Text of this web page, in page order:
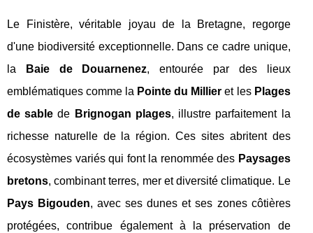
Le Finistère, véritable joyau de la Bretagne, regorge
d'une biodiversité exceptionnelle. Dans ce cadre unique,
la
Baie de Douarnenez, entourée par des lieux
emblématiques comme la Pointe du Millier et les Plages
de sable de Brignogan plages, illustre parfaitement la
richesse naturelle de la région. Ces sites abritent des
écosystèmes variés qui font la renommée des Paysages
bretons, combinant terres, mer et diversité climatique. Le
Pays Bigouden, avec ses dunes et ses zones côtières
protégées, contribue également à la préservation de